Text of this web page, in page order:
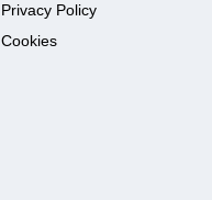
Privacy Policy
Cookies